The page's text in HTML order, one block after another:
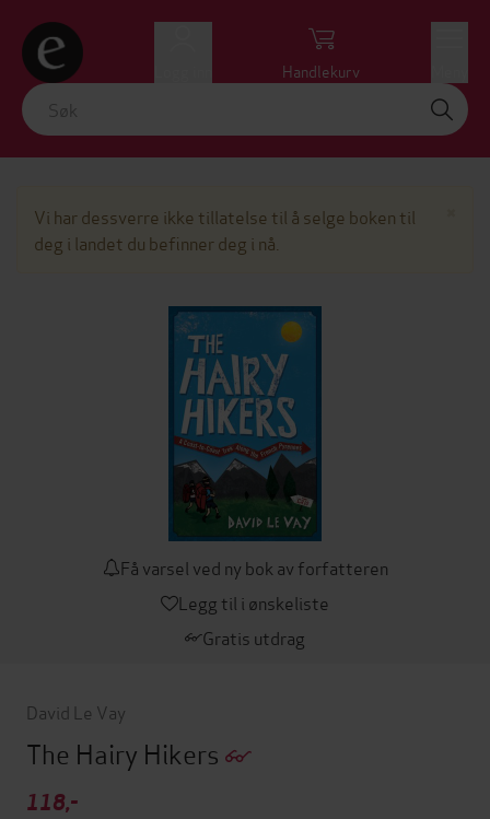
Handlekurv
Vi har dessverre ikke tillatelse til å selge boken til
deg i landet du befinner deg i nå.
Få varsel ved ny bok av forfatteren
Legg til i ønskeliste
Gratis utdrag
David Le Vay
The Hairy Hikers
118,-